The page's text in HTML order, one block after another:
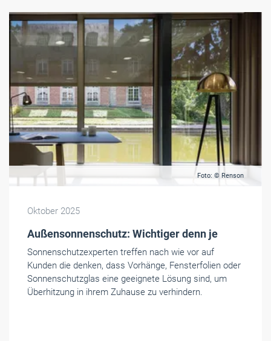
Foto: © Renson
Oktober 2025
Außensonnenschutz: Wichtiger denn je
Sonnenschutzexperten treffen nach wie vor auf
Kunden die denken, dass Vorhänge, Fensterfolien oder
Sonnenschutzglas eine geeignete Lösung sind, um
Überhitzung in ihrem Zuhause zu verhindern.